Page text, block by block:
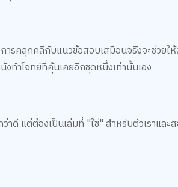
คลุกคลีกับแนวข้อสอบเสมือนจริงจะช่วยใ
งทำโจทย์ที่คุ้นเคยอีกชุดหนึ่งเท่านั้นเอง
ดี แต่ต้องเป็นเล่มที่ "ใช่" สำหรับตัวเราแ